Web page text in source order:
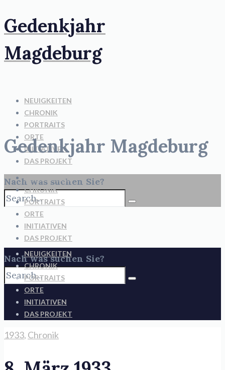
Gedenkjahr
Magdeburg
NEUIGKEITEN
CHRONIK
PORTRAITS
ORTE
INITIATIVEN
DAS PROJEKT
Nach was suchen Sie?
Gedenkjahr Magdeburg
NEUIGKEITEN
CHRONIK
PORTRAITS
ORTE
INITIATIVEN
DAS PROJEKT
Nach was suchen Sie?
NEUIGKEITEN
CHRONIK
PORTRAITS
ORTE
INITIATIVEN
DAS PROJEKT
1933, Chronik